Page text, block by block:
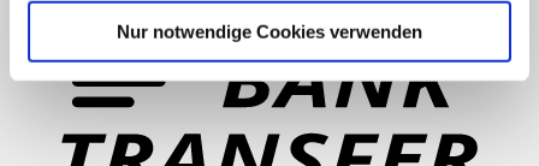
Nur notwendige Cookies verwenden